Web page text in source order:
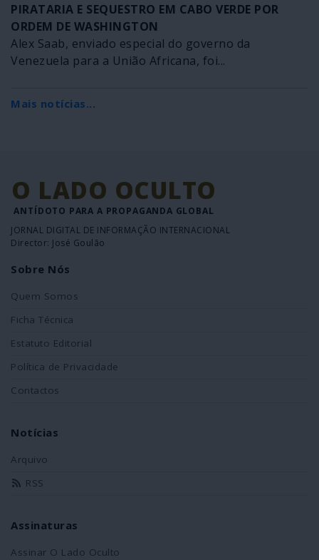
PIRATARIA E SEQUESTRO EM CABO VERDE POR
ORDEM DE WASHINGTON
Alex Saab, enviado especial do governo da
Venezuela para a União Africana, foi...
Mais notícias...
O LADO OCULTO
ANTÍDOTO PARA A PROPAGANDA GLOBAL
JORNAL DIGITAL DE INFORMAÇÃO INTERNACIONAL
Director: José Goulão
Sobre Nós
Quem Somos
Ficha Técnica
Estatuto Editorial
Política de Privacidade
Contactos
Notícias
Arquivo
RSS
Assinaturas
Assinar O Lado Oculto